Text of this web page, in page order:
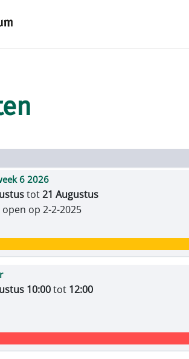
6 2026
tot21 Augustus
op 2-2-2025
10:00tot 12:00